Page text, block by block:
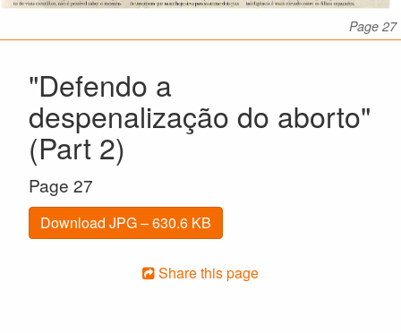
Page 27
"Defendo a
despenalização do aborto"
(Part 2)
Page 27
Download JPG – 630.6 KB
Share this page